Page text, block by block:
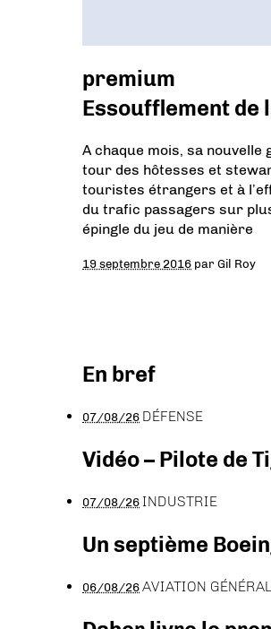
premium
Essoufflement
A chaque mois, sa
tour des hôtesses et
touristes étrangers et à
du trafic passagers sur
épingle du jeu de manière
19 septembre 2016 parGil Roy
En bref
07/08/26 DÉFENSE
Vidéo – Pilote de
07/08/26INDUSTRIE
Un septième
06/08/26AVIATION